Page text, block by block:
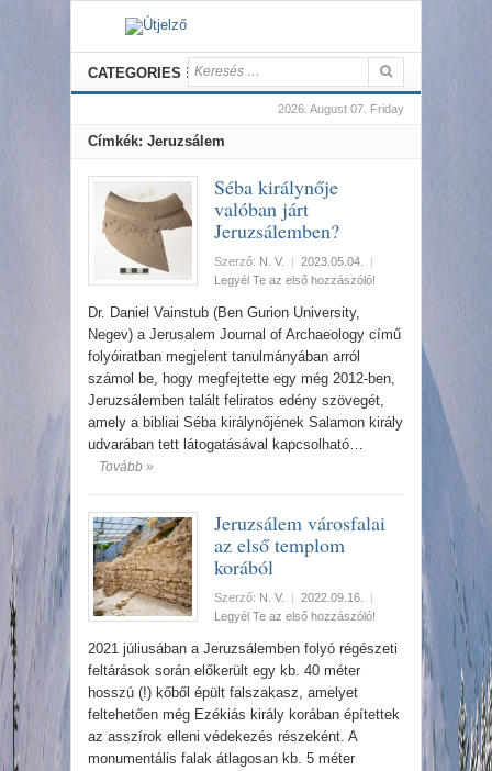
CATEGORIES
2026. August 07. Friday
Címkék: Jeruzsálem
Séba királynője
valóban járt
Jeruzsálemben?
Szerző: N. V. | 2023.05.04.
|
Legyél Te az első hozzászóló!
Dr. Daniel Vainstub (Ben Gurion University,
Negev) a Jerusalem Journal of Archaeology című
folyóiratban megjelent tanulmányában arról
számol be, hogy megfejtette egy még 2012-ben,
Jeruzsálemben talált feliratos edény szövegét,
amely a bibliai Séba királynőjének Salamon király
udvarában tett látogatásával kapcsolható…
Tovább »
Jeruzsálem városfalai
az első templom
korából
Szerző: N. V. | 2022.09.16.
|
Legyél Te az első hozzászóló!
2021 júliusában a Jeruzsálemben folyó régészeti
feltárások során előkerült egy kb. 40 méter
hosszú (!) kőből épült falszakasz, amelyet
feltehetően még Ezékiás király korában építettek
az asszírok elleni védekezés részeként. A
monumentális falak átlagosan kb. 5 méter